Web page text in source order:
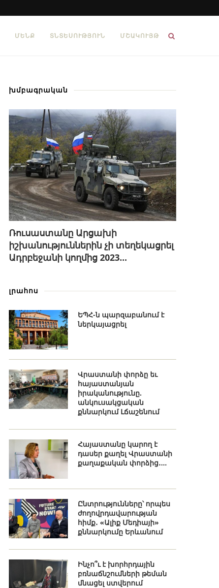
ՄԵՆՔ ՏՆՏԵՍՈՒԹՅՈՒՆ ՄՇԱԿՈՒՅԹ
խմբագրական
Ռուսաստանը Արցախի
իշխանություններին չի տեղեկացրել
Ադրբեջանի կողմից 2023...
լրահոս
ԵՊՀ-ն պարզաբանում է
ներկայացրել
Վրաստանի փորձը եւ
հայաստանյան
իրականությունը.
անկուսակցական
քննարկում Լճաշենում
Հայաստանը կարող է
դասեր քաղել Վրաստանի
քաղաքական փորձից․...
Ընտրությունները՝ որպես
ժողովրդավարության
հիմք․ «Ալիք Մեդիայի»
քննարկումը Երևանում
Ինչո՞ւ է խորհրդային
բռնաճնշումների թեման
մնացել ստվերում